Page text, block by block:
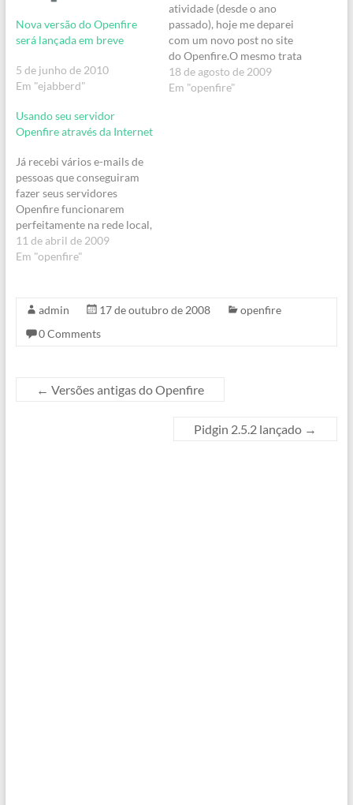
Nova versão do Openfire
será lançada em breve
5 de junho de 2010
Em "ejabberd"
atividade (desde o ano
passado), hoje me deparei
com um novo post no site
do Openfire.O mesmo trata
de um novo plugin de
monitoramento,
18 de agosto de 2009
Em "openfire"
Usando seu servidor
Openfire através da Internet
Já recebi vários e-mails de
pessoas que conseguiram
fazer seus servidores
Openfire funcionarem
perfeitamente na rede local,
mas que com o passar do
tempo tem a necessidade de
não sabem o que precisa ser
situação.Assim, resolvi
11 de abril de 2009
Em "openfire"
admin 17 de outubro de 2008
openfire
0 Comments
← Versões antigas do Openfire
Pidgin 2.5.2 lançado →